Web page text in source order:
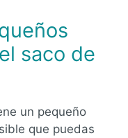
saco de
un pequeño
que puedas